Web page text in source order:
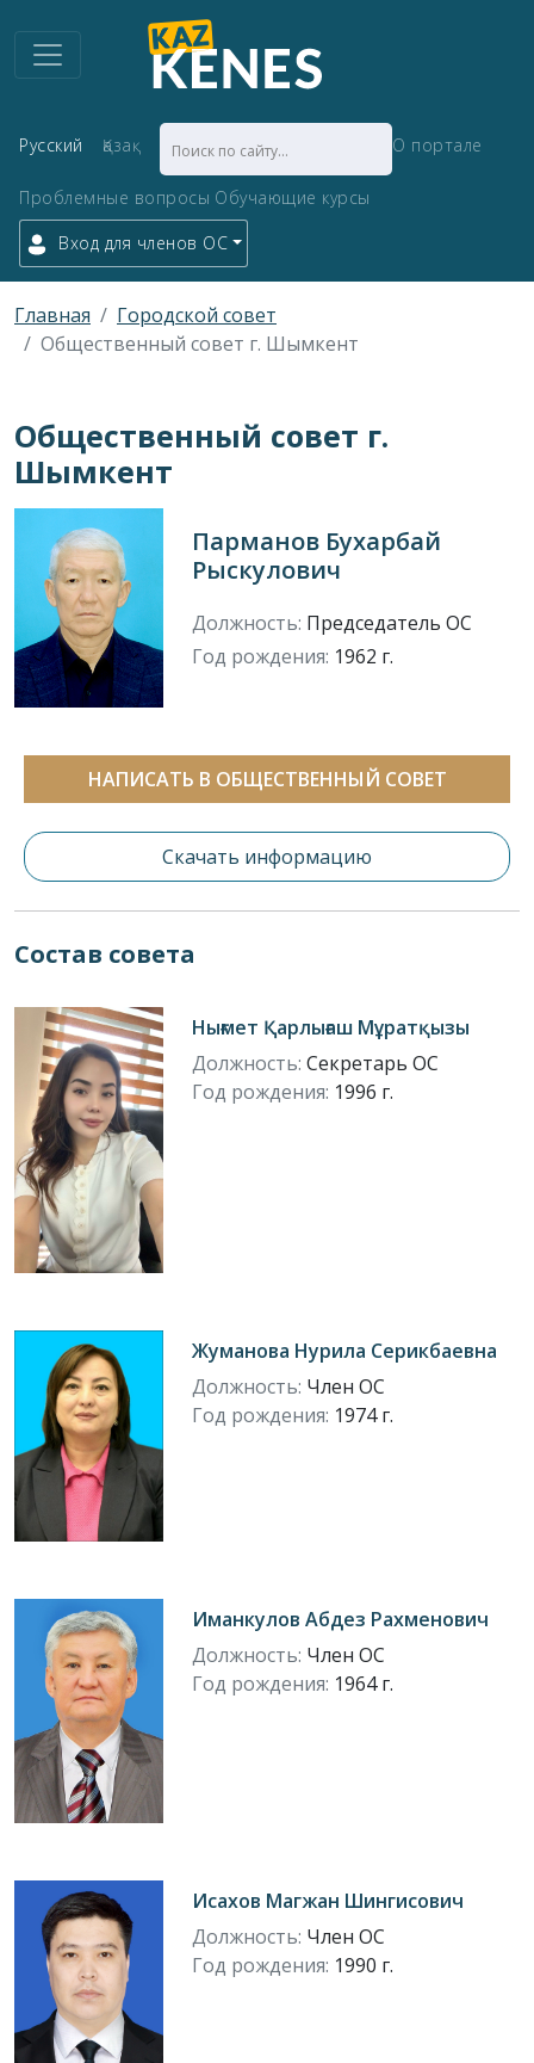
Русский Қазақ О портале
Проблемные вопросы Обучающие курсы
Вход для членов ОС
Главная
Городской совет
Общественный совет г. Шымкент
Общественный совет г.
Шымкент
Парманов Бухарбай
Рыскулович
Должность: Председатель ОС
Год рождения: 1962 г.
НАПИСАТЬ В ОБЩЕСТВЕННЫЙ СОВЕТ
Скачать информацию
Состав совета
Нығмет Қарлығаш Мұратқызы
Должность: Секретарь ОС
Год рождения: 1996 г.
Жуманова Нурила Серикбаевна
Должность: Член ОС
Год рождения: 1974 г.
Иманкулов Абдез Рахменович
Должность: Член ОС
Год рождения: 1964 г.
Исахов Магжан Шингисович
Должность: Член ОС
Год рождения: 1990 г.